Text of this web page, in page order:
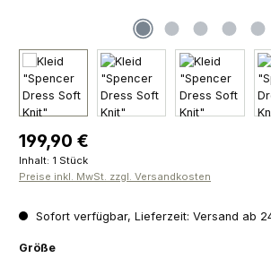
Regulärer Preis:
199,90 €
Inhalt: 1 Stück
Preise inkl. MwSt. zzgl. Versandkosten
Sofort verfügbar, Lieferzeit: Versand ab
Größeauswählen